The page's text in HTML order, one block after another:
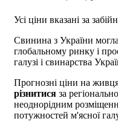
Усі ціни вказані за
Свинина з України
глобальному ринку і
галузі і свинарства
Прогнозні ціни на
різнитися за
неоднорідним
потужностей м'ясної